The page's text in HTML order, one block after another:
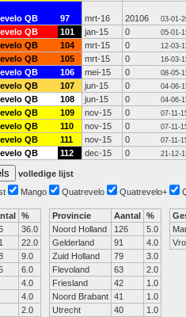
QB 97 mrt-16 20106 03-01-
QB 101 jan-15 0 05-01-
QB 104 mrt-15 0 12-03-
QB 105 mrt-15 0 16-03-
QB 106 mei-15 0 08-05-
QB 107 jun-15 0 04-06-
QB 108 jun-15 0 04-06-
QB 109 nov-15 0 07-11-
QB 110 nov-15 0 07-11-
QB 111 nov-15 0 07-11-
QB 112 dec-15 0 21-12-
volledige lijst
Mango Quatrevelo Quatrevelo+
%
36.0
22.0
9.0
6.0
4.0
4.0
2.0
Provincie Aantal %
Noord Holland
126
5.0
Gelderland
91
4.0
Zuid Holland
79
3.0
Flevoland
63
2.0
Friesland
42
1.0
Noord Brabant 41
1.0
Utrecht
40
1.0